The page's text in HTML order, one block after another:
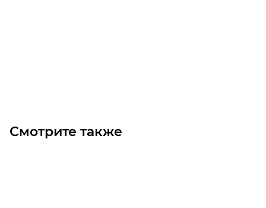
Смотрите также